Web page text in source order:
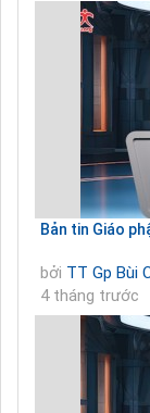
Bản tin Giáo
bởi TT Gp Bùi
4 tháng trước